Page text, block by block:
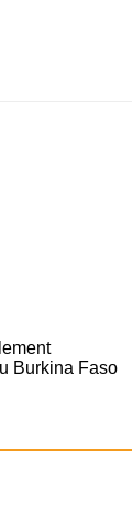
Burkina Faso